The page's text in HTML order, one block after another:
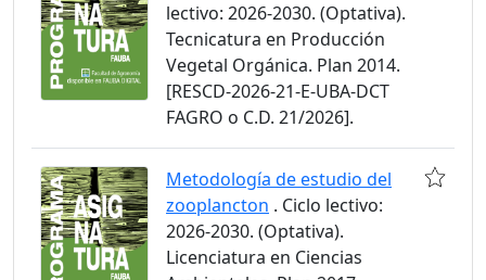
lectivo: 2026-2030. (Optativa).
Tecnicatura en Producción
Vegetal Orgánica. Plan 2014.
[RESCD-2026-21-E-UBA-DCT
FAGRO o C.D. 21/2026].
Metodología de estudio del
zooplancton . Ciclo lectivo:
2026-2030. (Optativa).
Licenciatura en Ciencias